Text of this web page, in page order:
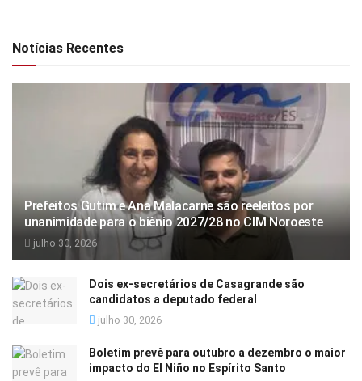
Notícias Recentes
Prefeitos Gutim e Ana Malacarne são reeleitos por
unanimidade para o biênio 2027/28 no CIM Noroeste
julho 30, 2026
Dois ex-secretários de Casagrande são
candidatos a deputado federal
julho 30, 2026
Boletim prevê para outubro a dezembro o maior
impacto do El Niño no Espírito Santo